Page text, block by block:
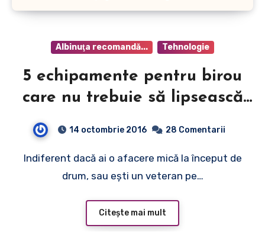
Albinuţa recomandă... Tehnologie
5 echipamente pentru birou
care nu trebuie să lipsească
14 octombrie 2016 28 Comentarii
Indiferent dacă ai o afacere mică la început de
drum, sau eşti un veteran pe…
Citește mai mult